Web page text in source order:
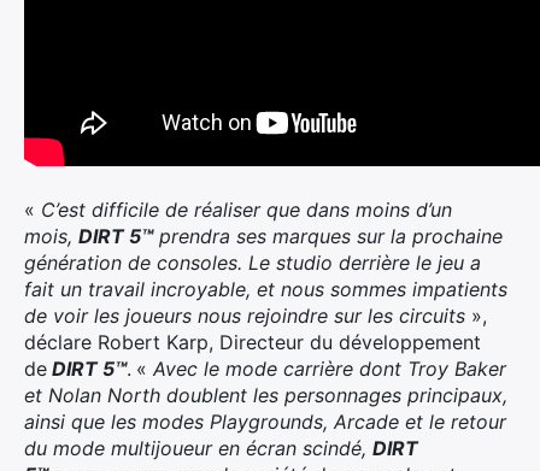
« C’est difficile de réaliser que dans moins d’un
mois, DIRT 5™prendra ses marques sur la prochaine
génération de consoles. Le studio derrière le jeu a
fait un travail incroyable, et nous sommes impatients
de voir les joueurs nous rejoindre sur les circuits »,
déclare Robert Karp, Directeur du développement
de DIRT 5™. « Avec le mode carrière dont Troy Baker
et Nolan North doublent les personnages principaux,
ainsi que les modes Playgrounds, Arcade et le retour
du mode multijoueur en écran scindé, DIRT